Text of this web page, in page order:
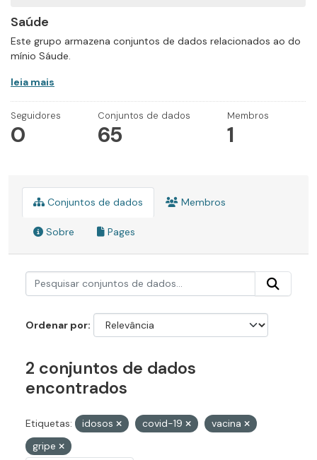
Saúde
Este grupo armazena conjuntos de dados relacionados ao do
mínio Sáude.
leia mais
Seguidores
0
Conjuntos de dados
65
Membros
1
Conjuntos de dados Membros
Sobre Pages
Ordenar por
2 conjuntos de dados
encontrados
Etiquetas: idosos covid-19
vacina
gripe